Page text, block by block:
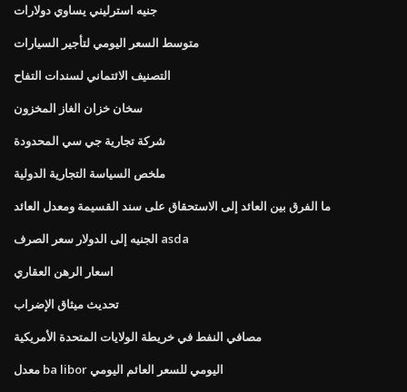
جنيه استرليني يساوي دولارات
متوسط ​​السعر اليومي لتأجير السيارات
التصنيف الائتماني لسندات التفاح
سخان خزان الغاز المخزون
شركة تجارية جي سي المحدودة
ملخص السياسة التجارية الدولية
ما الفرق بين العائد إلى الاستحقاق على سند القسيمة ومعدل العائد
الجنيه إلى الدولار سعر الصرف asda
اسعار الرهن العقاري
تحديث ميثاق الإضراب
مصافي النفط في خريطة الولايات المتحدة الأمريكية
معدل ba libor اليومي للسعر العائم اليومي